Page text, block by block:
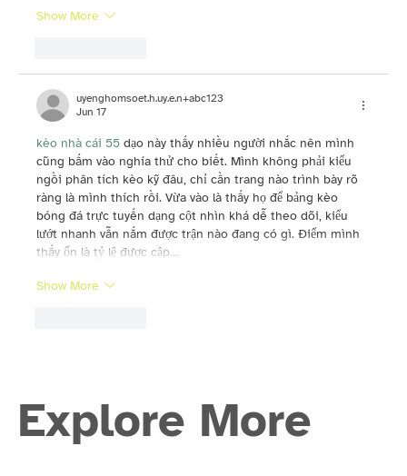
Explore More
Show More
uyenghomsoet.h.uy.e.n+abc123
Jun 17
kèo nhà cái 55 dạo này thấy nhiều người nhắc nên mình
cũng bấm vào nghía thử cho biết. Mình không phải kiểu
ngồi phân tích kèo kỹ đâu, chỉ cần trang nào trình bày rõ
ràng là mình thích rồi. Vừa vào là thấy họ để bảng kèo
bóng đá trực tuyến dạng cột nhìn khá dễ theo dõi, kiểu
lướt nhanh vẫn nắm được trận nào đang có gì. Điểm mình
thấy ổn là tỷ lệ được cập…
Show More